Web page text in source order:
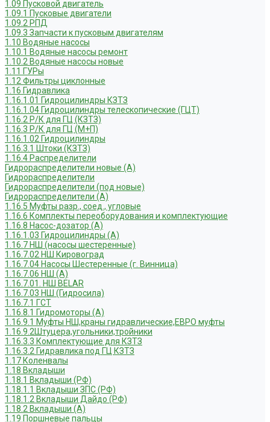
1.09 Пусковой двигатель
1.09.1 Пусковые двигатели
1.09.2 РПД
1.09.3 Запчасти к пусковым двигателям
1.10 Водяные насосы
1.10.1 Водяные насосы ремонт
1.10.2 Водяные насосы новые
1.11 ГУРы
1.12 Фильтры циклонные
1.16 Гидравлика
1.16.1.01 Гидроцилиндры КЗТЗ
1.16.1.04 Гидроцилиндры телескопические (ГЦТ)
1.16.2 Р/К для ГЦ (КЗТЗ)
1.16.3 Р/К для ГЦ (М+П)
1.16.1.02 Гидроцилиндры
1.16.3.1 Штоки (КЗТЗ)
1.16.4 Распределители
Гидрораспределители новые (А)
Гидрораспределители
Гидрораспределители (под новые)
Гидрораспределители (А)
1.16.5 Муфты разр., соед., угловые
1.16.6 Комплекты переоборудования и комплектующие
1.16.8 Насос-дозатор (А)
1.16.1.03 Гидроцилиндры (А)
1.16.7 НШ (насосы шестеренные)
1.16.7.02 НШ Кировоград
1.16.7.04 Насосы Шестеренные (г. Винница)
1.16.7.06 НШ (А)
1.16.7.01. НШ BELAR
1.16.7.03 НШ (Гидросила)
1.16.7.1 ГСТ
1.16.8.1 Гидромоторы (А)
1.16.9.1 Муфты НШ,краны гидравлические,ЕВРО муфты
1.16.9.2Штуцера,угольники,тройники
1.16.3.3 Комплектующие для КЗТЗ
1.16.3.2 Гидравлика под ГЦ КЗТЗ
1.17 Коленвалы
1.18 Вкладыши
1.18.1 Вкладыши (РФ)
1.18.1.1 Вкладыши ЗПС (РФ)
1.18.1.2 Вкладыши Дайдо (РФ)
1.18.2 Вкладыши (А)
1.19 Поршневые пальцы